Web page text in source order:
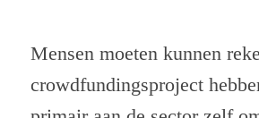
Mensen moeten kunnen
crowdfundingsproject